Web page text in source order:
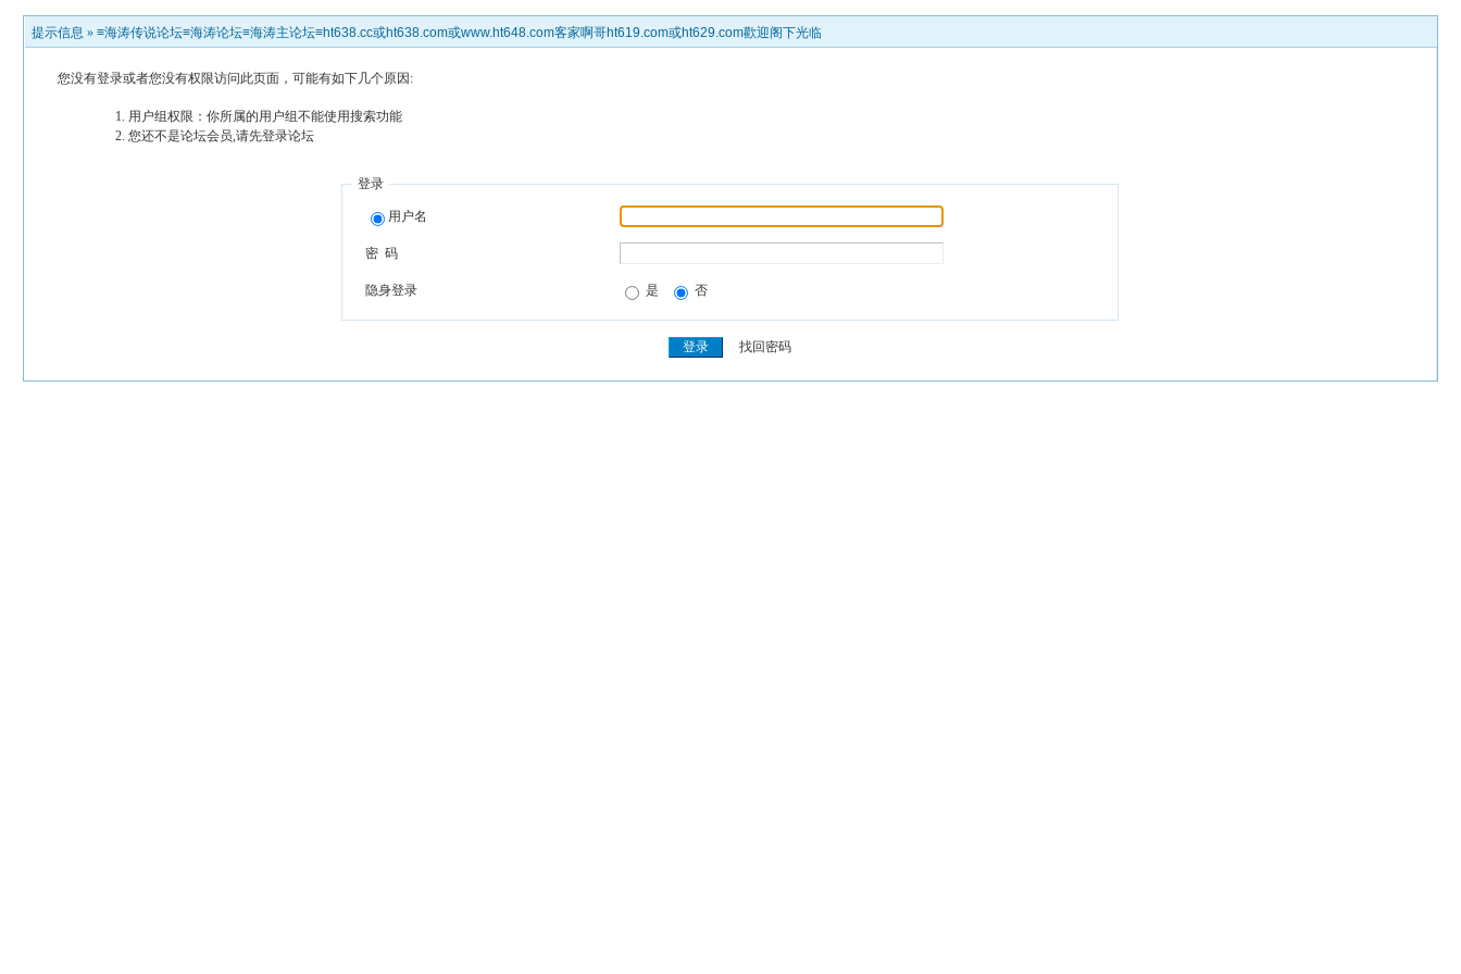
提示信息 » ≡海涛传说论坛≡海涛论坛≡海涛主论坛≡ht638.cc或ht638.com或www.ht648.com客家啊哥ht619.com或ht629.com歡迎阁下光临
您没有登录或者您没有权限访问此页面，可能有如下几个原因:
用户组权限：你所属的用户组不能使用搜索功能
您还不是论坛会员,请先登录论坛
登录
用户名
密 码
隐身登录 是 否
找回密码